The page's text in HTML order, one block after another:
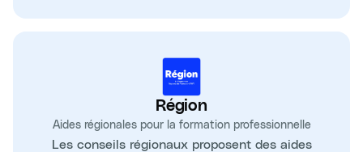
Région
Aides régionales pour la formation professionnelle
Les conseils régionaux proposent des aides